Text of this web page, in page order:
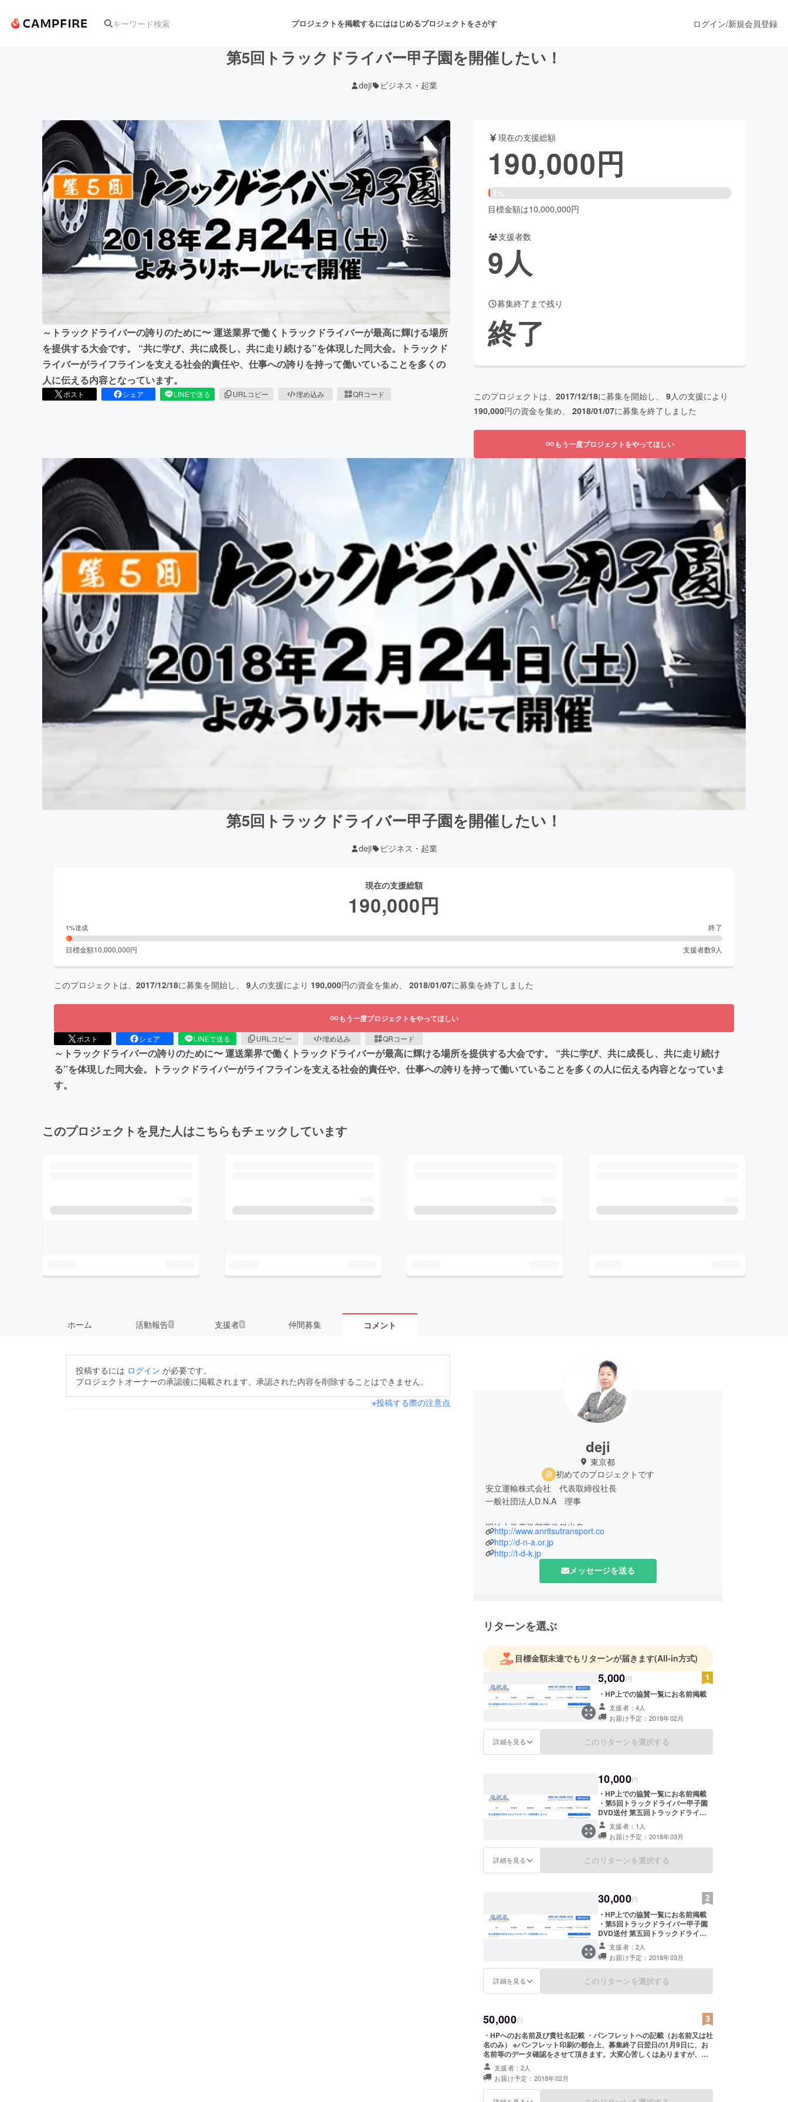
プロジェクトを掲載するにははじめるプロジェクトをさがす
アート・写真 音楽 舞台・パフォーマンス
テクノロジー・ガジェット ゲーム・サービス開発 フード・飲食店 ファッション
映像・映画 書籍・雑誌出版 アニメ・漫画
ビジネス・起業 チャレンジ ビューティー・ヘルスケア
まちづくり・地域活性化
CAMPFIRE for Social Good
CAMPFIREふるさと納税 machi-yaコミュニティ
ログイン/新規会員登録
第5回トラックドライバー甲子園を開催したい！
deji ビジネス・起業
～トラックドライバーの誇りのために〜 運送業界で働くトラックドライバーが最高に輝ける場所
を提供する大会です。 “共に学び、共に成長し、共に走り続ける”を体現した同大会。トラックド
ライバーがライフラインを支える社会的責任や、仕事への誇りを持って働いていることを多くの
人に伝える内容となっています。
ポスト シェア LINEで送る URLコピー 埋め込み QRコード
現在の支援総額
190,000円
1%
目標金額は10,000,000円
支援者数
9人
募集終了まで残り
終了
このプロジェクトは、 2017/12/18に募集を開始し、 9人の支援により
190,000円の資金を集め、 2018/01/07に募集を終了しました
もう一度プロジェクトをやってほしい
第5回トラックドライバー甲子園を開催したい！
deji ビジネス・起業
現在の支援総額
190,000円
1%達成 終了
目標金額10,000,000円 支援者数9 人
このプロジェクトは、 2017/12/18に募集を開始し、 9人の支援により 190,000円の資金を集め、 2018/01/07に募集を終了しました
もう一度プロジェクトをやってほしい
ポスト シェア LINEで送る URLコピー 埋め込み QRコード
～トラックドライバーの誇りのために〜 運送業界で働くトラックドライバーが最高に輝ける場所を提供する大会です。 “共に学び、共に成長し、共に走り続け
る”を体現した同大会。トラックドライバーがライフラインを支える社会的責任や、仕事への誇りを持って働いていることを多くの人に伝える内容となっていま
す。
このプロジェクトを見た人はこちらもチェックしています
ホーム 活動報告 1 支援者9 仲間募集 コメント
投稿するには ログイン が必要です。
プロジェクトオーナーの承認後に掲載されます。承認された内容を削除することはできません。
※投稿する際の注意点
deji
東京都
初めてのプロジェクトです
安立運輸株式会社 代表取締役社長
一般社団法人D.N.A 理事
http://www.anritsutransport.co
http://d-n-a.or.jp
http://t-d-k.jp
メッセージを送る
リターンを選ぶ
目標金額未達でもリターンが届きます(All-in方式)
5,000円
・HP上での協賛一覧にお名前掲載
支援者：4人
お届け予定：2018年02月
詳細を見る このリターンを選択する
10,000円
・HP上での協賛一覧にお名前掲載
・第5回トラックドライバー甲子園
DVD送付 第五回トラックドライ
バー甲子園開催後、編集されたDVD
をお届けいたします。
支援者：1人
お届け予定：2018年03月
詳細を見る このリターンを選択する
30,000円
・HP上での協賛一覧にお名前掲載
・第5回トラックドライバー甲子園
DVD送付 第五回トラックドライ
バー甲子園開催後、編集されたDVD
をお届けいたします。(3月頃を予定)
・トラックドライバー甲子園 入場
チケット1枚 大会が始まる前に、入
場チケットをお送りいたします。(2
支援者：2人
お届け予定：2018年03月
詳細を見る このリターンを選択する
50,000円
・HPへのお名前及び貴社名記載 ・パンフレットへの記載（お名前又は社
名のみ） ※パンフレット印刷の都合上、募集終了日翌日の1月9日に、お
名前等のデータ確認をさせて頂きます。大変心苦しくはありますが、
データの確認が出来ない場合、パンフレットへの記載が出来ません。予
めご了承くださいませ。HPに関しましては、1月9日を過ぎましても掲載
は可能でございます。
支援者：2人
お届け予定：2018年02月